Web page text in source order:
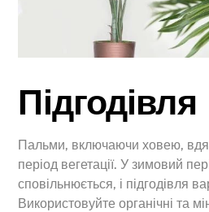
Підгодівля
Пальми, включаючи ховею,
період вегетації. У зимовий
сповільнюється, і підгодівля
Використовуйте органічні та